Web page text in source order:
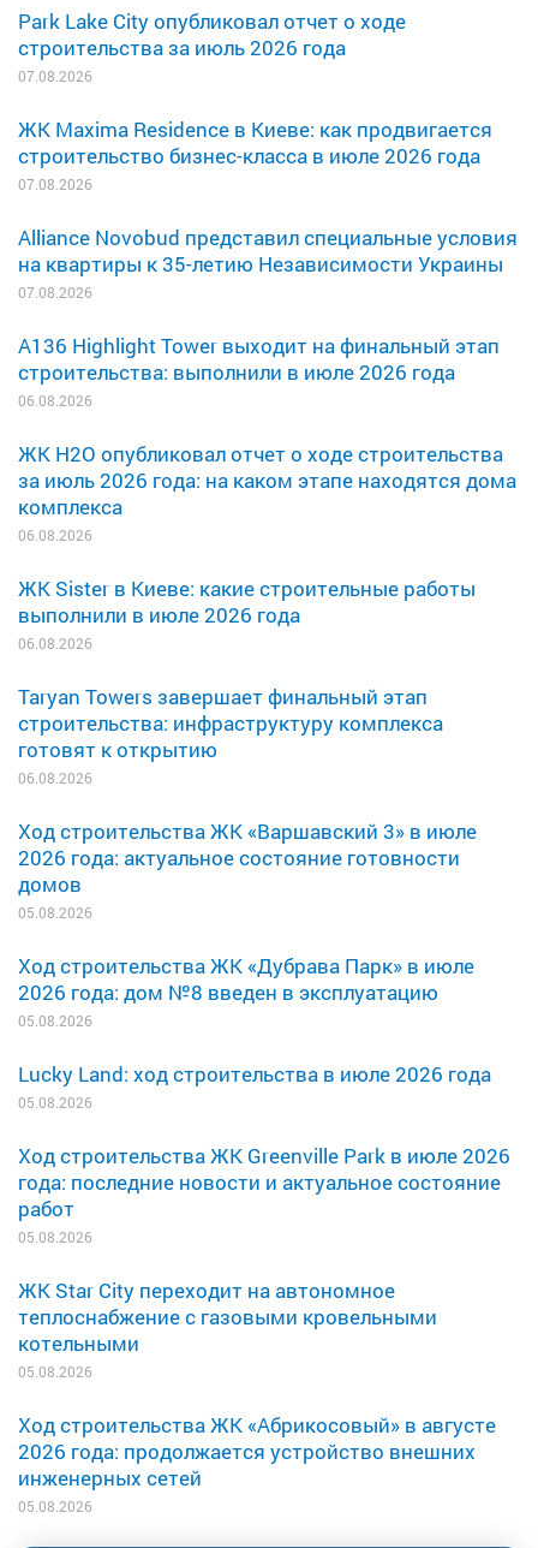
Park Lake City опубликовал отчет о ходе
строительства за июль 2026 года
07.08.2026
ЖК Maxima Residence в Киеве: как продвигается
строительство бизнес-класса в июле 2026 года
07.08.2026
Alliance Novobud представил специальные условия
на квартиры к 35-летию Независимости Украины
07.08.2026
A136 Highlight Tower выходит на финальный этап
строительства: выполнили в июле 2026 года
06.08.2026
ЖК H2O опубликовал отчет о ходе строительства
за июль 2026 года: на каком этапе находятся дома
комплекса
06.08.2026
ЖК Sister в Киеве: какие строительные работы
выполнили в июле 2026 года
06.08.2026
Taryan Towers завершает финальный этап
строительства: инфраструктуру комплекса
готовят к открытию
06.08.2026
Ход строительства ЖК «Варшавский 3» в июле
2026 года: актуальное состояние готовности
домов
05.08.2026
Ход строительства ЖК «Дубрава Парк» в июле
2026 года: дом №8 введен в эксплуатацию
05.08.2026
Lucky Land: ход строительства в июле 2026 года
05.08.2026
Ход строительства ЖК Greenville Park в июле 2026
года: последние новости и актуальное состояние
работ
05.08.2026
ЖК Star City переходит на автономное
теплоснабжение с газовыми кровельными
котельными
05.08.2026
Ход строительства ЖК «Абрикосовый» в августе
2026 года: продолжается устройство внешних
инженерных сетей
05.08.2026